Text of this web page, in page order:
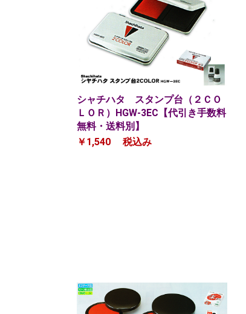
シャチハタ スタンプ台（２ＣＯ
ＬＯＲ）HGW-3EC【代引き手数料
無料・送料別】
￥1,540
税込み